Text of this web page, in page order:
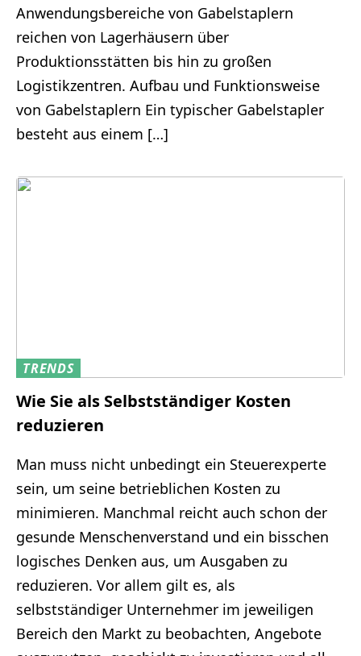
Anwendungsbereiche von Gabelstaplern
reichen von Lagerhäusern über
Produktionsstätten bis hin zu großen
Logistikzentren. Aufbau und Funktionsweise
von Gabelstaplern Ein typischer Gabelstapler
besteht aus einem […]
TRENDS
Wie Sie als Selbstständiger Kosten
reduzieren
Man muss nicht unbedingt ein Steuerexperte
sein, um seine betrieblichen Kosten zu
minimieren. Manchmal reicht auch schon der
gesunde Menschenverstand und ein bisschen
logisches Denken aus, um Ausgaben zu
reduzieren. Vor allem gilt es, als
selbstständiger Unternehmer im jeweiligen
Bereich den Markt zu beobachten, Angebote